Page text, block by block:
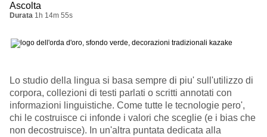
Ascolta
Durata 1h 14m 55s
Lo studio della lingua si basa sempre di piu' sull'utilizzo di
corpora, collezioni di testi parlati o scritti annotati con
informazioni linguistiche. Come tutte le tecnologie pero',
chi le costruisce ci infonde i valori che sceglie (e i bias che
non decostruisce). In un'altra puntata dedicata alla